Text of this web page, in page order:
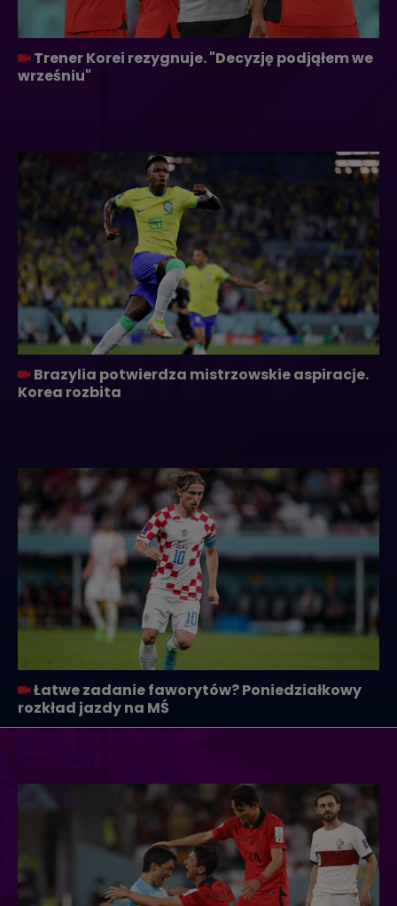
Trener Korei rezygnuje. "Decyzję podjąłem we
wrześniu"
Brazylia potwierdza mistrzowskie aspiracje.
Korea rozbita
Łatwe zadanie faworytów? Poniedziałkowy
rozkład jazdy na MŚ